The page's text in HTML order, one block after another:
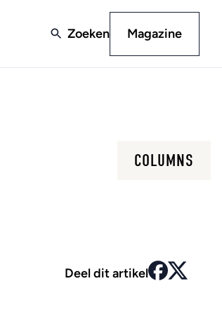
Zoeken Magazine
COLUMNS
Deel dit artikel